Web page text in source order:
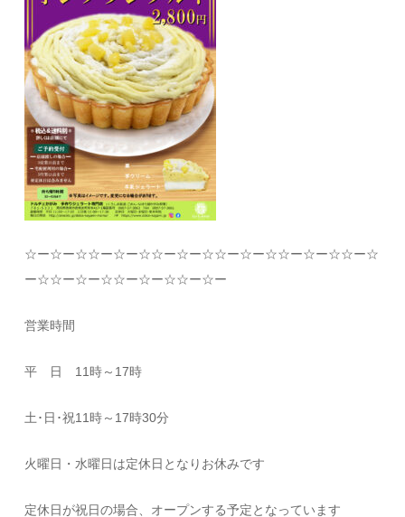
☆ー☆ー☆☆ー☆ー☆☆ー☆ー☆☆ー☆ー☆☆ー☆ー☆☆ー☆
ー☆☆ー☆ー☆☆ー☆ー☆☆ー☆ー
営業時間
平 日 11時～ 17時
土･日･祝11時～ 17時30分
火曜日・水曜日は定休日となりお休みです
定休日が祝日の場合、オープンする予定となっています